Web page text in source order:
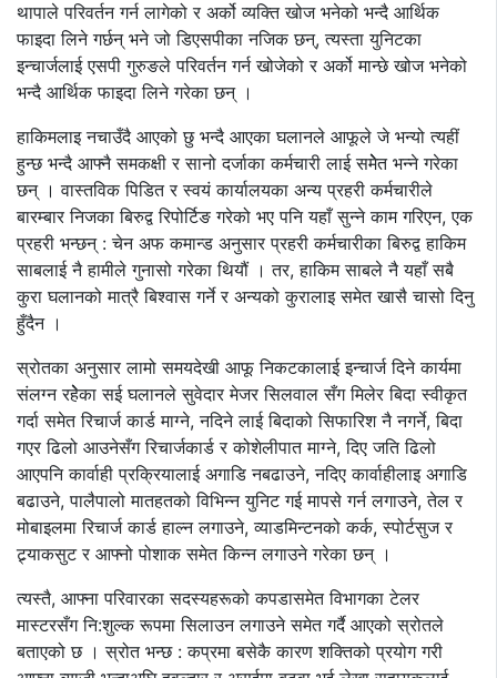
थापाले परिवर्तन गर्न लागेको र अर्को व्यक्ति खोज भनेको भन्दै आर्थिक
फाइदा लिने गर्छन् भने जो डिएसपीका नजिक छन्, त्यस्ता युनिटका
इन्चार्जलाई एसपी गुरुङले परिवर्तन गर्न खोजेको र अर्को मान्छे खोज भनेको
भन्दै आर्थिक फाइदा लिने गरेका छन् ।
हाकिमलाइ नचाउँदै आएको छु भन्दै आएका घलानले आफूले जे भन्यो त्यहीं
हुन्छ भन्दै आफ्नै समकक्षी र सानो दर्जाका कर्मचारी लाई समेेेत भन्ने गरेका
छन् । वास्तविक पिडित र स्वयं कार्यालयका अन्य प्रहरी कर्मचारीले
बारम्बार निजका बिरुद्व रिपोर्टिङ गरेको भए पनि यहाँ सुन्ने काम गरिएन, एक
प्रहरी भन्छन् : चेन अफ कमान्ड अनुसार प्रहरी कर्मचारीका बिरुद्व हाकिम
साबलाई नै हामीले गुनासो गरेका थियौं । तर, हाकिम साबले नै यहाँ सबै
कुरा घलानको मात्रै बिश्वास गर्ने र अन्यको कुरालाइ समेत खासै चासो दिनु
हुँदैन ।
स्रोतका अनुसार लामो समयदेखी आफू निकटकालाई इन्चार्ज दिने कार्यमा
संलग्न रहेेेका सई घलानले सुवेदार मेजर सिलवाल सँग मिलेर बिदा स्वीकृत
गर्दा समेत रिचार्ज कार्ड माग्ने, नदिने लाई बिदाको सिफारिश नै नगर्ने, बिदा
गएर ढिलो आउनेसँग रिचार्जकार्ड र कोशेलीपात माग्ने, दिए जति ढिलो
आएपनि कार्वाही प्रक्रियालाई अगाडि नबढाउने, नदिए कार्वाहीलाइ अगाडि
बढाउने, पालैपालो मातहतको विभिन्न युनिट गई मापसे गर्न लगाउने, तेल र
मोबाइलमा रिचार्ज कार्ड हाल्न लगाउने, व्याडमिन्टनको कर्क, स्पोर्टसुज र
ट्र्याकसुट र आफ्नो पोशाक समेत किन्न लगाउने गरेका छन् ।
त्यस्तै, आफ्ना परिवारका सदस्यहरूको कपडासमेत विभागका टेलर
मास्टरसँग नि:शुल्क रूपमा सिलाउन लगाउने समेत गर्दै आएको स्रोतले
बताएको छ । स्रोत भन्छ : कप्रमा बसेकै कारण शक्तिको प्रयोग गरी